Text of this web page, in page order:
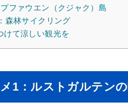
ファウエン（クジャク）島
森林サイクリング
けて涼しい観光を
1：ルストガルテン